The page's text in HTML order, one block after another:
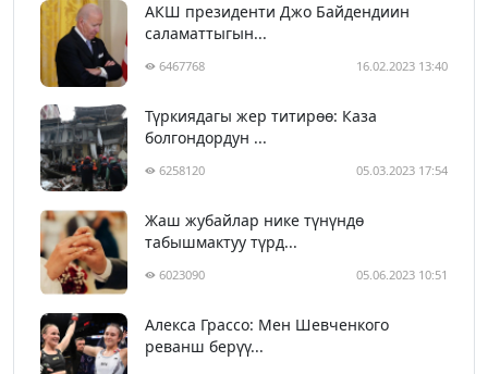
АКШ президенти Джо Байдендиин
саламаттыгын...
6467768 16.02.2023 13:40
Түркиядагы жер титирөө: Каза
болгондордун ...
6258120 05.03.2023 17:54
Жаш жубайлар нике түнүндө
табышмактуу түрд...
6023090 05.06.2023 10:51
Алекса Грассо: Мен Шевченкого
реванш берүү...